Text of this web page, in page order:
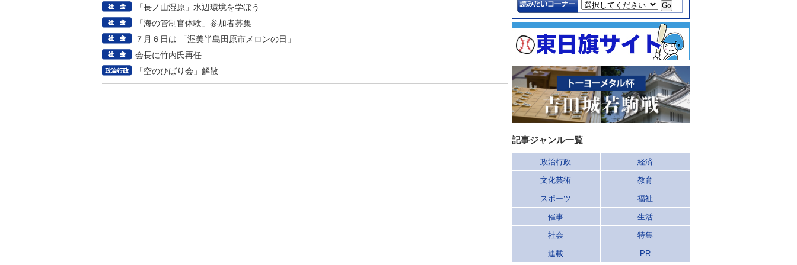
「長ノ山湿原」水辺環境を学ぼう
「海の管制官体験」参加者募集
７月６日は 「渥美半島田原市メロンの日」
会長に竹内氏再任
「空のひばり会」解散
記事ジャンル一覧
政治行政 経済
文化芸術 教育
スポーツ 福祉
催事 生活
社会 特集
連載 PR